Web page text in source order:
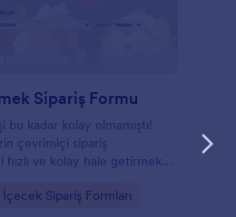
Sipariş Formu
bu kadar kolay olmamıştı!
çevrimiçi sipariş
ve kolay hale getirmek
ve müşterinizin seçeceği
Sipariş Formları